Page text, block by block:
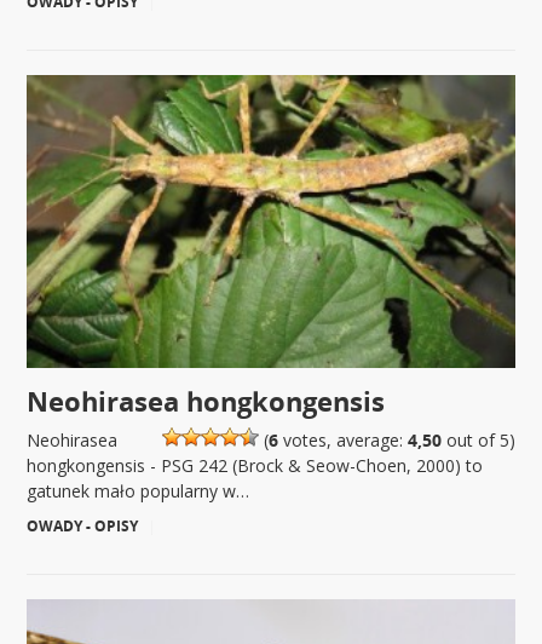
Neohirasea hongkongensis
(6votes, average: 4,50out of 5)
Neohirasea
hongkongensis - PSG 242 (Brock & Seow-Choen, 2000) to
gatunek mało popularny w…
OWADY - OPISY